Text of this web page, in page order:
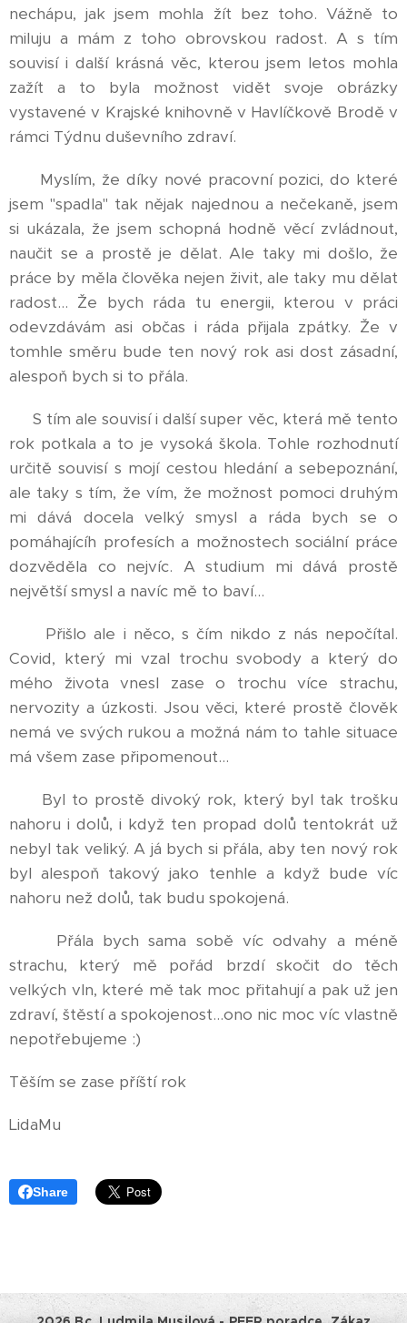
nechápu, jak jsem mohla žít bez toho. Vážně to
miluju a mám z toho obrovskou radost. A s tím
souvisí i další krásná věc, kterou jsem letos mohla
zažít a to byla možnost vidět svoje obrázky
vystavené v Krajské knihovně v Havlíčkově Brodě v
rámci Týdnu duševního zdraví.
Myslím, že díky nové pracovní pozici, do které
jsem "spadla" tak nějak najednou a nečekaně, jsem
si ukázala, že jsem schopná hodně věcí zvládnout,
naučit se a prostě je dělat. Ale taky mi došlo, že
práce by měla člověka nejen živit, ale taky mu dělat
radost... Že bych ráda tu energii, kterou v práci
odevzdávám asi občas i ráda přijala zpátky. Že v
tomhle směru bude ten nový rok asi dost zásadní,
alespoň bych si to přála.
S tím ale souvisí i další super věc, která mě tento
rok potkala a to je vysoká škola. Tohle rozhodnutí
určitě souvisí s mojí cestou hledání a sebepoznání,
ale taky s tím, že vím, že možnost pomoci druhým
mi dává docela velký smysl a ráda bych se o
pomáhajícíh profesích a možnostech sociální práce
dozvěděla co nejvíc. A studium mi dává prostě
největší smysl a navíc mě to baví...
Přišlo ale i něco, s čím nikdo z nás nepočítal.
Covid, který mi vzal trochu svobody a který do
mého života vnesl zase o trochu více strachu,
nervozity a úzkosti. Jsou věci, které prostě člověk
nemá ve svých rukou a možná nám to tahle situace
má všem zase připomenout...
Byl to prostě divoký rok, který byl tak trošku
nahoru i dolů, i když ten propad dolů tentokrát už
nebyl tak veliký. A já bych si přála, aby ten nový rok
byl alespoň takový jako tenhle a když bude víc
nahoru než dolů, tak budu spokojená.
Přála bych sama sobě víc odvahy a méně
strachu, který mě pořád brzdí skočit do těch
velkých vln, které mě tak moc přitahují a pak už jen
zdraví, štěstí a spokojenost...ono nic moc víc vlastně
nepotřebujeme :)
Těším se zase příští rok
LidaMu
Share